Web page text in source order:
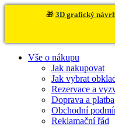
🎁 3D grafický
Vše o nákupu
Jak nakupovat
Jak vybrat
Rezervace a
Doprava a platba
Obchodní
Reklamační řád